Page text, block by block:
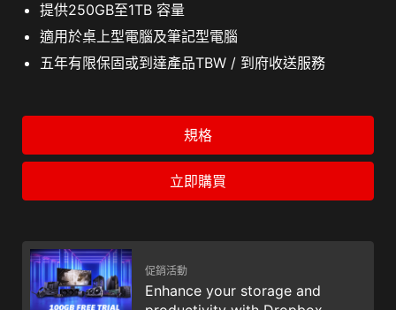
提供250GB至1TB 容量
適用於桌上型電腦及筆記型電腦
五年有限保固或到達產品TBW / 到府收送服務
規格
立即購買
促銷活動
Enhance your storage and